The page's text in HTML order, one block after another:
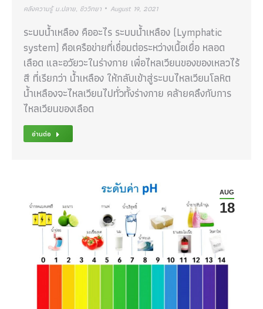
คลังความรู้ ม.ปลาย, ชีววิทยา August 19, 2021
ระบบน้ำเหลือง คืออะไร ระบบน้ำเหลือง (Lymphatic
system) คือเครือข่ายที่เชื่อมต่อระหว่างเนื้อเยื่อ หลอด
เลือด และอวัยวะในร่างกาย เพื่อไหลเวียนของของเหลวไร้
สี ที่เรียกว่า น้ำเหลือง ให้กลับเข้าสู่ระบบไหลเวียนโลหิต
น้ำเหลืองจะไหลเวียนไปทั่วทั้งร่างกาย คล้ายคลึงกับการ
ไหลเวียนของเลือด
อ่านต่อ
AUG
18